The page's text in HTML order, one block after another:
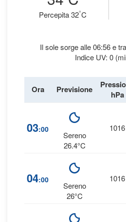
Percepita 32°C
Il sole sorge alle 06:56 e
Indice UV: 0
Ora Previsione
hPa
03:00
Sereno
26.4°C
1016
04:00
Sereno
26°C
1016